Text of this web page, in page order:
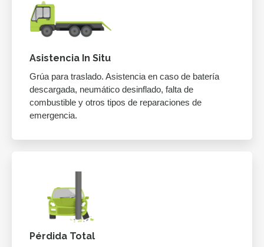
Asistencia In Situ
Grúa para traslado. Asistencia en caso de batería
descargada, neumático desinflado, falta de
combustible y otros tipos de reparaciones de
emergencia.
Pérdida Total